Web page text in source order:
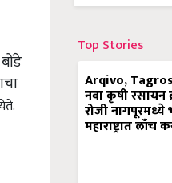
Top Stories
Arqivo,
नवा कृषी रसायन
रोजी नागपूरमध्ये
महाराष्ट्रात